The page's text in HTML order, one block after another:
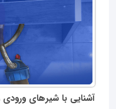
آشنایی با شیرهای